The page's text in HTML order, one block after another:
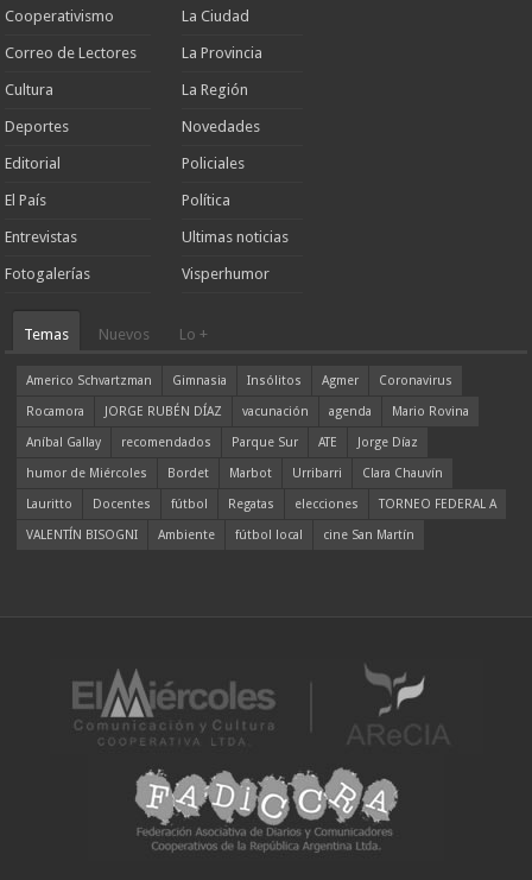
Cooperativismo
Correo de Lectores
Cultura
Deportes
Editorial
El País
Entrevistas
Fotogalerías
La Ciudad
La Provincia
La Región
Novedades
Policiales
Política
Ultimas noticias
Visperhumor
Temas Nuevos Lo +
Americo Schvartzman Gimnasia Insólitos Agmer
Coronavirus
Rocamora
JORGE RUBÉN DÍAZ vacunación agenda
Mario Rovina
Aníbal Gallay
recomendados Parque Sur ATE
Jorge Díaz
humor de Miércoles
Bordet Marbot Urribarri
Clara Chauvín
Lauritto
Docentes fútbol Regatas elecciones
TORNEO FEDERAL A
VALENTÍN BISOGNI
Ambiente fútbol local cine San Martín